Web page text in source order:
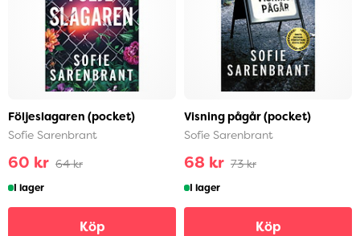
Följeslagaren (pocket)
Sofie Sarenbrant
60 kr 64 kr
I lager
Köp
Visning pågår (pocket)
Sofie Sarenbrant
68 kr 73 kr
I lager
Köp